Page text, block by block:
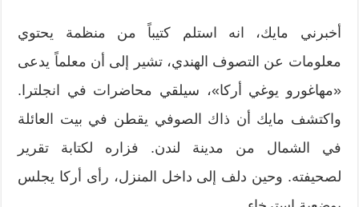
أخبرني مايك، انه استلم كتيباً من منظمة يحتوي
معلومات عن التصوف الهندي، تشير إلى أن معلماً يدعى
«مهاغورو يوغي أركا»، سيلقي محاضرات في انجلترا.
واكتشف مايك أن ذاك الصوفي يقطن في بيت العائلة
في الشمال من مدينة لندن. فزاره لكتابة تقرير
لصحيفته. وحين دلف إلى داخل المنزل، رأى أركا يجلس